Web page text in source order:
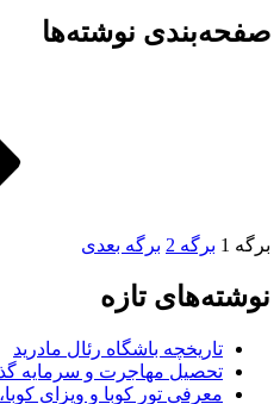
صفحه‌بندی نوشته‌ها
برگه 1 برگه 2 برگه بعدی
نوشته‌های تازه
تاریخچه باشگاه رئال مادرید
تحصیل مهاجرت و سرمایه
معرفی تور کوبا و ویزای